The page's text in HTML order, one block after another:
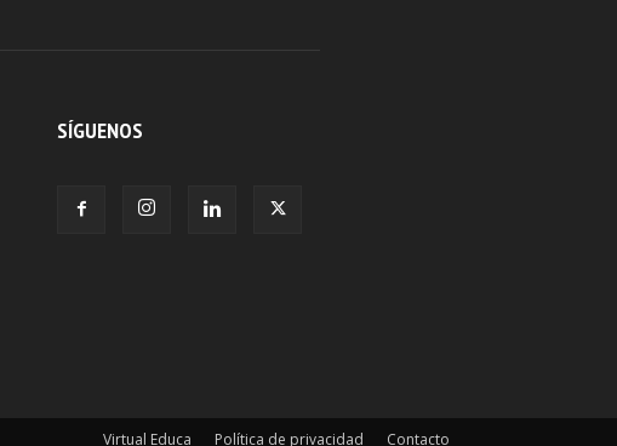
SÍGUENOS
Virtual Educa Política de privacidad Contacto